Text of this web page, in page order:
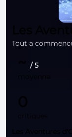
Tout a
/ 5
Les Aventures